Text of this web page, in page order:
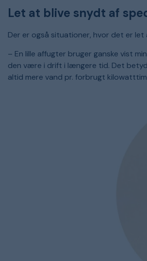
Let at blive snydt af
Der er også situationer, hvor det er
– En lille affugter bruger ganske vist
den være i drift i længere tid. Det
altid mere vand pr. forbrugt